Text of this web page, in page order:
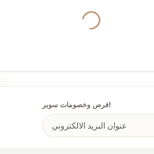
Yukleniyor...
فرص وخصومات سوبر!